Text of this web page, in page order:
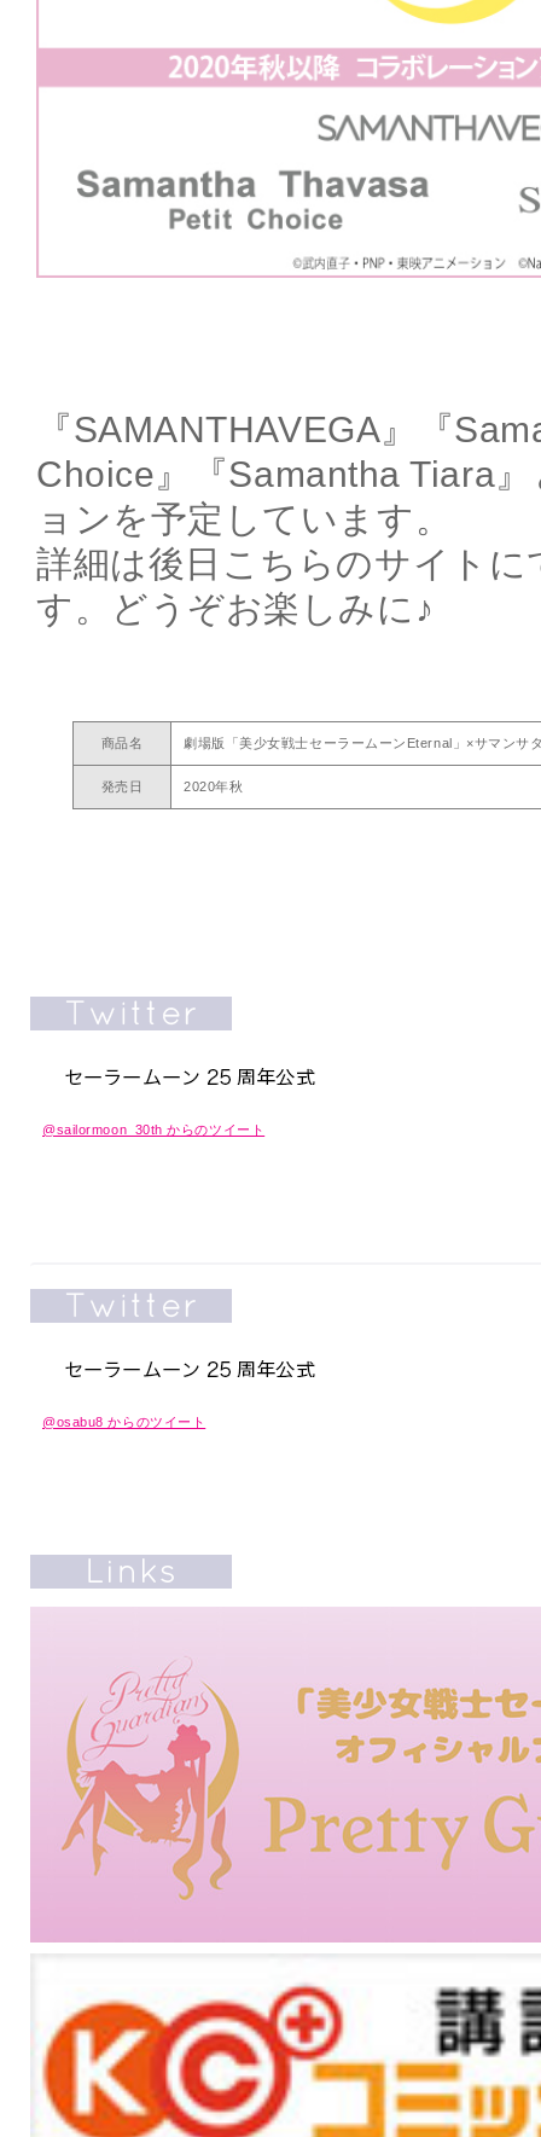
『SAMANTHAVEGA』『
Choice』『Samantha Tiara
ョンを予定しています。
詳細は後日こちらのサイト
す。どうぞお楽しみに♪
商品名 劇場版「美少女戦士セーラームーンEternal」×サマンサ
発売日 2020年秋
@sailormoon_30th からのツイート
@osabu8 からのツイート